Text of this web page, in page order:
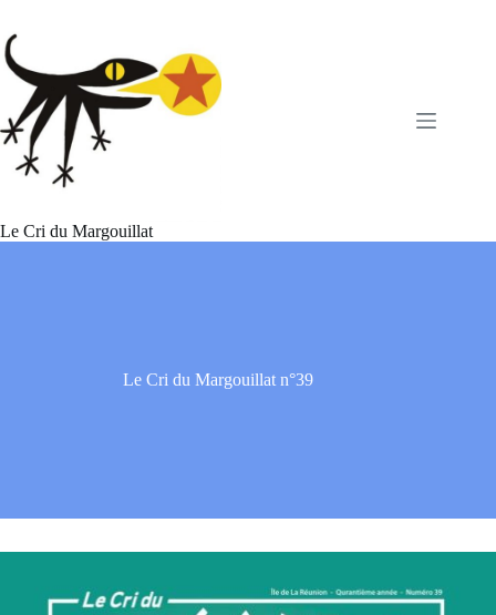
contenu
Le Cri du Margouillat
Le Cri du Margouillat n°39